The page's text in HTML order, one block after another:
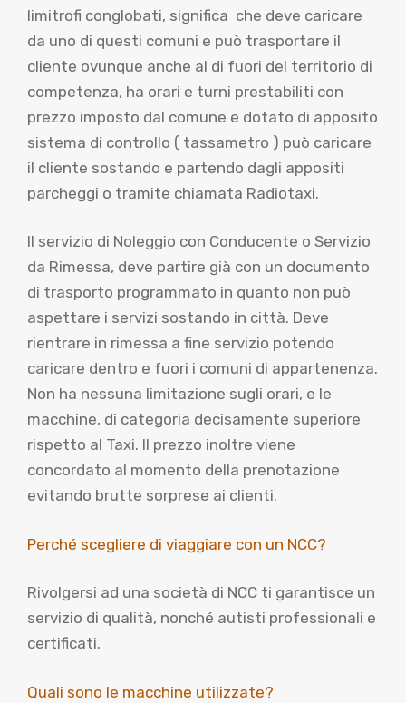
limitrofi conglobati, significa che deve caricare
da uno di questi comuni e può trasportare il
cliente ovunque anche al di fuori del territorio di
competenza, ha orari e turni prestabiliti con
prezzo imposto dal comune e dotato di apposito
sistema di controllo ( tassametro ) può caricare
il cliente sostando e partendo dagli appositi
parcheggi o tramite chiamata Radiotaxi.
Il servizio di Noleggio con Conducente o Servizio
da Rimessa, deve partire già con un documento
di trasporto programmato in quanto non può
aspettare i servizi sostando in città. Deve
rientrare in rimessa a fine servizio potendo
caricare dentro e fuori i comuni di appartenenza.
Non ha nessuna limitazione sugli orari, e le
macchine, di categoria decisamente superiore
rispetto al Taxi. Il prezzo inoltre viene
concordato al momento della prenotazione
evitando brutte sorprese ai clienti.
Perché scegliere di viaggiare con un NCC?
Rivolgersi ad una società di NCC ti garantisce un
servizio di qualità, nonché autisti professionali e
certificati.
Quali sono le macchine utilizzate?